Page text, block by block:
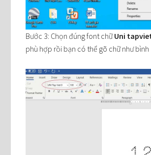
Bước 3: Chọn đúng font chữUni
phù hợp rồi bạn có thể gõ chữ như bình